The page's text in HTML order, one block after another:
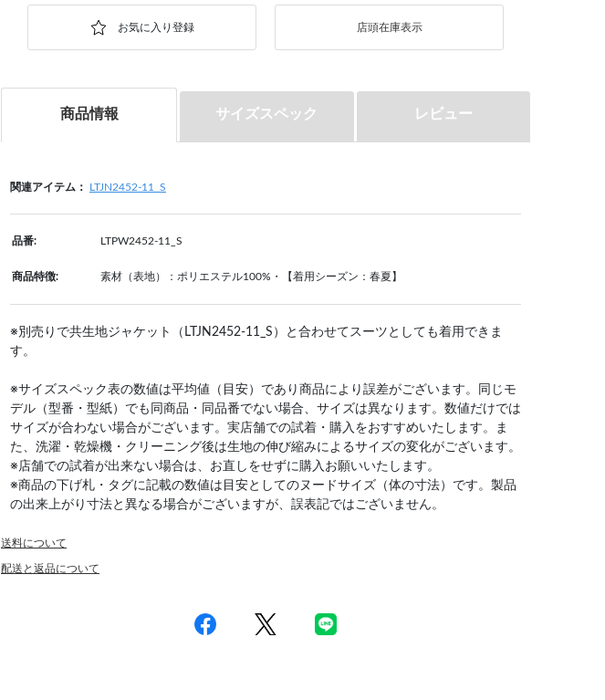
店頭在庫表示
商品情報 サイズスペック レビュー
関連アイテム： LTJN2452-11_S
品番: LTPW2452-11_S
商品特徴: 素材（表地）：ポリエステル100%・【着用シーズン：春夏】
※別売りで共生地ジャケット（LTJN2452-11_S）と合わせてスーツとしても着用できま
す。
※サイズスペック表の数値は平均値（目安）であり商品により誤差がございます。同じモ
デル（型番・型紙）でも同商品・同品番でない場合、サイズは異なります。数値だけでは
サイズが合わない場合がございます。実店舗での試着・購入をおすすめいたします。ま
た、洗濯・乾燥機・クリーニング後は生地の伸び縮みによるサイズの変化がございます。
※店舗での試着が出来ない場合は、お直しをせずに購入お願いいたします。
※商品の下げ札・タグに記載の数値は目安としてのヌードサイズ（体の寸法）です。製品
の出来上がり寸法と異なる場合がございますが、誤表記ではございません。
送料について
配送と返品について